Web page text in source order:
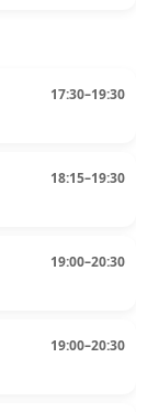
17:30–19:30
18:15–19:30
19:00–20:30
19:00–20:30